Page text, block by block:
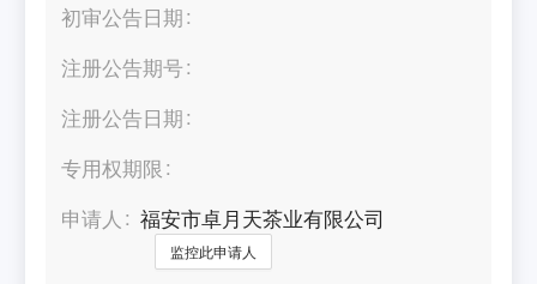
初审公告日期
注册公告期号
注册公告日期
专用权期限
申请人
福安市卓月天茶业有限公司
监控此申请人